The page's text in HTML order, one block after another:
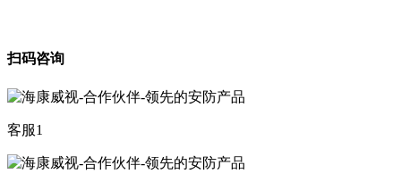
扫码咨询
客服1